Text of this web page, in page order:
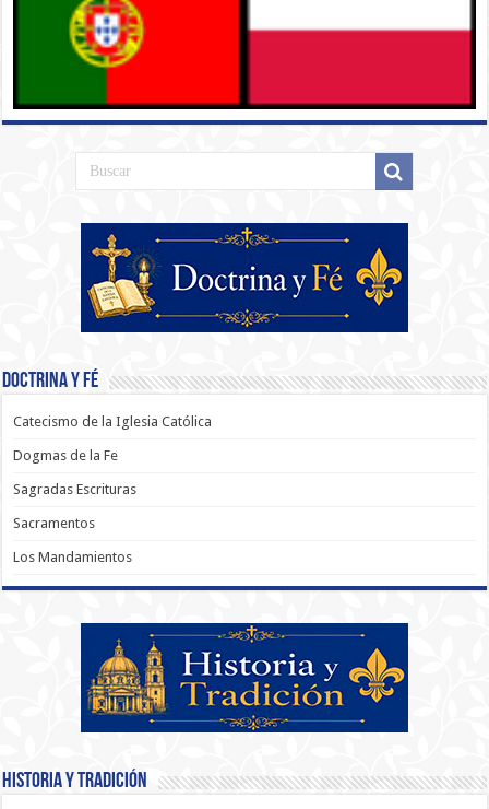
Doctrina y Fé
Catecismo de la Iglesia Católica
Dogmas de la Fe
Sagradas Escrituras
Sacramentos
Los Mandamientos
Historia y Tradición